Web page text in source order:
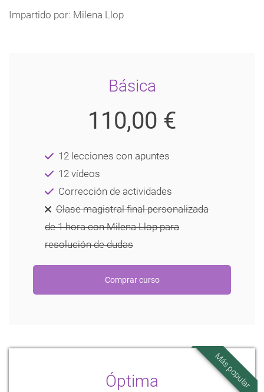
Impartido por: Milena Llop
Básica
110,00 €
12 lecciones con apuntes
12 vídeos
Corrección de actividades
Clase magistral final personalizada
de 1 hora con Milena Llop para
resolución de dudas
Óptima Más popular